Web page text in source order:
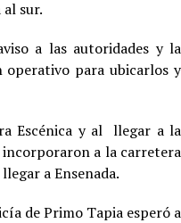
sur.
a las autoridades y la
para ubicarlos y
Escénica y al llegar a la
incorporaron a la carretera
a Ensenada.
de Primo Tapia esperó a